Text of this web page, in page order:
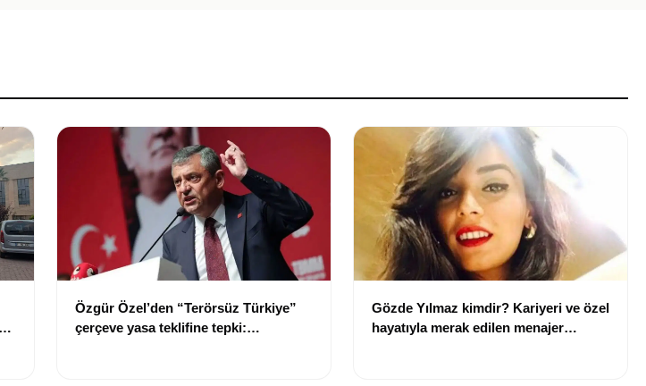
Özgür Özel’den “Terörsüz Türkiye”
çerçeve yasa teklifine tepki:
Gözde Yılmaz kimdir? Kariyeri ve özel
hayatıyla merak edilen menajer